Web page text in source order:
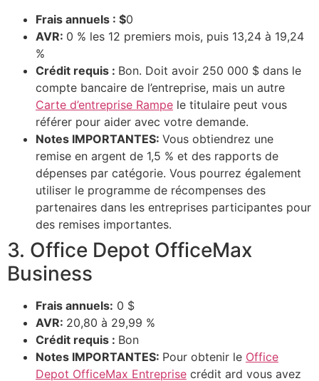
Frais annuels : $0
AVR: 0 % les 12 premiers mois, puis 13,24 à 19,24
%
Crédit requis : Bon. Doit avoir 250 000 $ dans le
compte bancaire de l’entreprise, mais un autre
Carte d’entreprise Rampe le titulaire peut vous
référer pour aider avec votre demande.
Notes IMPORTANTES: Vous obtiendrez une
remise en argent de 1,5 % et des rapports de
dépenses par catégorie. Vous pourrez également
utiliser le programme de récompenses des
partenaires dans les entreprises participantes pour
des remises importantes.
3. Office Depot OfficeMax
Business
Frais annuels: 0 $
AVR: 20,80 à 29,99 %
Crédit requis : Bon
Notes IMPORTANTES: Pour obtenir le Office
Depot OfficeMax Entreprise crédit ard vous avez